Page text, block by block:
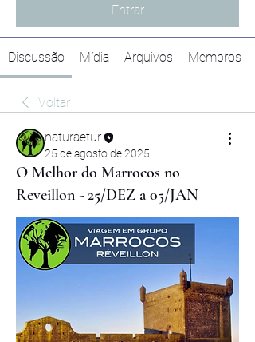
Entrar
Discussão Mídia Arquivos Membros
Voltar
naturaetur
25 de agosto de 2025
O Melhor do Marrocos no
Reveillon - 25/DEZ a 05/JAN